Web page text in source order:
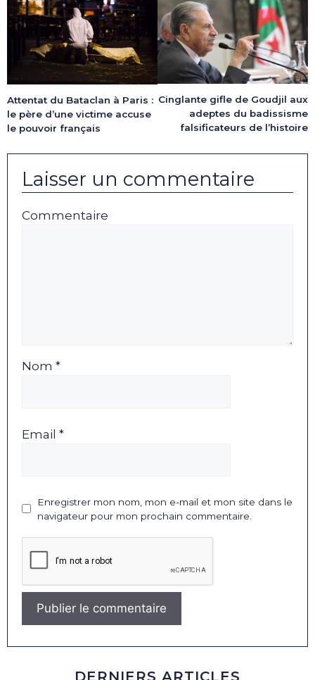
Attentat du Bataclan à Paris :
le père d’une victime accuse
le pouvoir français
Cinglante gifle de Goudjil aux
adeptes du badissisme
falsificateurs de l’histoire
Laisser un commentaire
Commentaire
Nom *
Email *
Enregistrer mon nom, mon e-mail et mon site dans le
navigateur pour mon prochain commentaire.
DERNIERS ARTICLES